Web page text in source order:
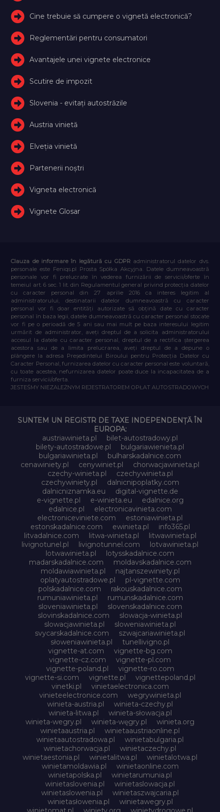
Cine trebuie să cumpere o vignetă electronică?
Reglementări pentru consumatori
Avantajele unei vignete electronice
Scutire de impozit
Slovenia - evitați autostrăzile
Austria vinietă
Elveţia vinietă
Partenerii noștri
Vigneta electronică
Vignete Glosar
Clauza de informare în legătură cu GDPR administratorul datelor dvs.
personale este Feniqs.pl Prosta Spółka Akcyjna. Datele dumneavoastră
personale vor fi prelucrate în vederea furnizării de servicii/oferte în
temeiul art. 6 sec. 1 lit. din Regulamentul general privind protecția datelor
cu caracter personal din 27 aprilie 2016 ca interes legitim al
administratorului, destinatarii datelor dumneavoastră cu caracter
personal vor fi doar entități autorizate să obțină date cu caracter
personal în baza legii, datele dumneavoastră cu caracter personal stocate
vor fi pe o perioadă de 5 ani sau mai mult pe baza interesului legitim
urmărit de administrator, aveți dreptul de a solicita administratorului
accesul la datele cu caracter personal, dreptul de a rectifica ștergerea
acestora sau de a limita prelucrarea, aveți dreptul de a depune o
plângere la adresa Președintelui Biroului pentru Protecția Datelor cu
Caracter Personal, furnizarea datelor cu caracter personal este voluntară,
cu toate acestea, nefurnizarea datelor poate duce la incapacitatea de a
furniza servicii/oferta.
JESTEŚMY NIEZALEŻNYM REJESTRATOREM OPŁAT AUTOSTRADOWYCH
SUNTEM UN REGISTR DE TAXE INDEPENDENȚĂ ÎN
EUROPA:
austriawinieta.pl
bilet-autostradowy.pl
bilety-autostradowe.pl
bulgariawienieta.pl
bulgariawinieta.pl
bulharskadalnice.com
cenawiniety.pl
cenywiniet.pl
chorwacjawinieta.pl
czechy-winieta.pl
czechywinieta.pl
czechywiniety.pl
dalnicnipoplatky.com
dalnicniznamka.eu
digital-vignette.de
e-vignette.pl
e-winieta.eu
edalnice.org
edalnice.pl
electronicavinieta.com
electroniceviniete.com
estoniawinieta.pl
estonskadalnice.com
ewinieta.pl
info365.pl
litvadalnice.com
litwa-winieta.pl
litwawinieta.pl
livignotunel.pl
livignotunnel.com
lotvawinieta.pl
lotwawinieta.pl
lotysskadalnice.com
madarskadalnice.com
moldavskadalnice.com
moldawiawinieta.pl
najtanszewiniety.pl
oplatyautostradowe.pl
pl-vignette.com
polskadalnice.com
rakouskadalnice.com
rumuniawinieta.pl
rumunskadalnice.com
sloveniawinieta.pl
slovenskadalnice.com
slovinskadalnice.com
slowacja-winieta.pl
slowacjawinieta.pl
sloweniawinieta.pl
svycarskadalnice.com
szwajcariawinieta.pl
słoweniawinieta.pl
tunellivigno.pl
vignette-at.com
vignette-bg.com
vignette-cz.com
vignette-pl.com
vignette-poland.pl
vignette-ro.com
vignette-si.com
vignette.pl
vignettepoland.pl
vinetki.pl
vinietaelectronica.com
vinieteelectronice.com
wegrywinieta.pl
winieta-austria.pl
winieta-czechy.pl
winieta-litwa.pl
winieta-słowacja.pl
winieta-wegry.pl
winieta-węgry.pl
winieta.org
winietaaustria.pl
winietaaustriaonline.pl
winietaautostradowa.pl
winietabulgaria.pl
winietachorwacja.pl
winietaczechy.pl
winietaestonia.pl
winietalitwa.pl
winietalotwa.pl
winietamoldawia.pl
winietaonline.com
winietapolska.pl
winietarumunia.pl
winietaslovenia.pl
winietaslowacja.pl
winietaslowenia.pl
winietaszwajcaria.pl
winietasłowenia.pl
winietawegry.pl